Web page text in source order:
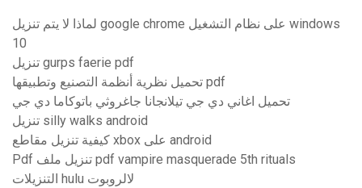
لماذا لا يتم تنزيل google chrome على نظام التشغيل windows
10
تنزيل gurps faerie pdf
تحميل نظرية أنظمة التصنيع وتطبيقها pdf
تحميل اغاني دي جي تيلانجانا جاغروثي باتوكاما دي جي
تنزيل silly walks android
كيفية تنزيل مقاطع xbox على android
Pdf تنزيل ملف pdf vampire masquerade 5th rituals
التنزيلات hulu لالروبوت